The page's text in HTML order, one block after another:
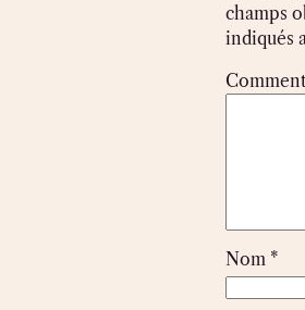
champs
indiqués
Nom *